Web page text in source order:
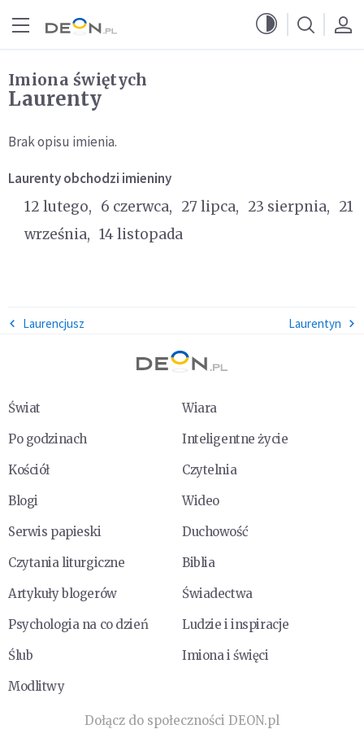
Imiona świętych
Laurenty
Brak opisu imienia.
Laurentyobchodzi imieniny
12 lutego 6 czerwca 27 lipca 23 sierpnia 21
września 14 listopada
Laurencjusz Laurentyn
Świat
Wiara
Po godzinach
Inteligentne życie
Kościół
Czytelnia
Blogi
Wideo
Serwis papieski
Duchowość
Czytania liturgiczne
Biblia
Artykuły blogerów
Świadectwa
Psychologia na co dzień
Ludzie i inspiracje
Ślub
Imiona i święci
Modlitwy
Dołącz do społeczności DEON.pl